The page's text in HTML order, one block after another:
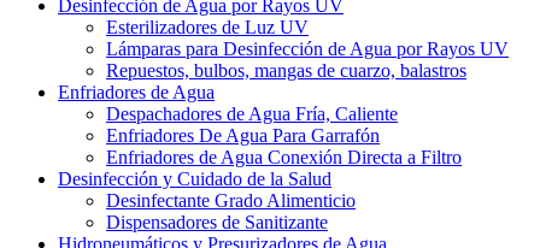
Desinfección de Agua por Rayos UV
Esterilizadores de Luz UV
Lámparas para Desinfección de Agua por Rayos UV
Repuestos, bulbos, mangas de cuarzo, balastros
Enfriadores de Agua
Despachadores de Agua Fría, Caliente
Enfriadores De Agua Para Garrafón
Enfriadores de Agua Conexión Directa a Filtro
Desinfección y Cuidado de la Salud
Desinfectante Grado Alimenticio
Dispensadores de Sanitizante
Hidroneumáticos y Presurizadores de Agua